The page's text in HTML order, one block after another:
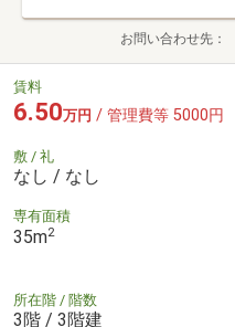
お問い合わせ先
賃料
6.50万円 / 管理費等 5000円
敷 / 礼
なし / なし
専有面積
35m2
所在階 / 階数
3階 / 3階建